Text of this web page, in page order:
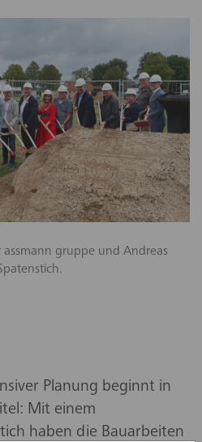
assmann gruppe und Andreas
Planung beginnt in
Mit einem
haben die Bauarbeiten